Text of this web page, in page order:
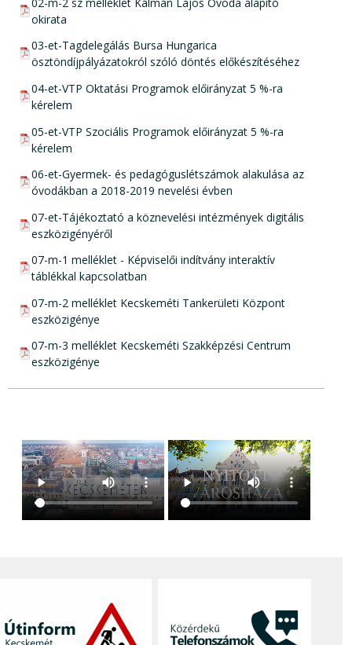
okirata
pdf csatolmány:
03-et-Tagdelegálás Bursa Hungarica
ösztöndíjpályázatokról szóló döntés előkészítéséhez
pdf csatolmány:
04-et-VTP Oktatási Programok előirányzat 5 %-ra
kérelem
pdf csatolmány:
05-et-VTP Szociális Programok előirányzat 5 %-ra
kérelem
pdf csatolmány:
06-et-Gyermek- és pedagóguslétszámok alakulása az
óvodákban a 2018-2019 nevelési évben
pdf csatolmány:
07-et-Tájékoztató a köznevelési intézmények digitális
eszközigényéről
pdf csatolmány:
07-m-1 melléklet - Képviselői indítvány interaktív
táblékkal kapcsolatban
pdf csatolmány:
07-m-2 melléklet Kecskeméti Tankerületi Központ
eszközigénye
pdf csatolmány:
07-m-3 melléklet Kecskeméti Szakképzési Centrum
eszközigénye